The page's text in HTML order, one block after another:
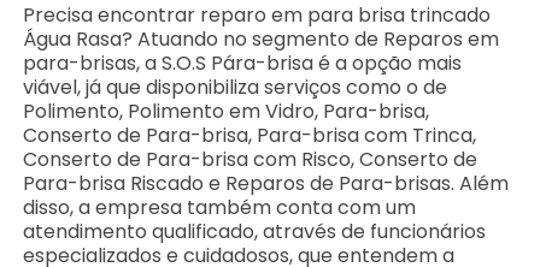
Precisa encontrar reparo em para brisa trincado
Água Rasa? Atuando no segmento de Reparos em
para-brisas, a S.O.S Pára-brisa é a opção mais
viável, já que disponibiliza serviços como o de
Polimento, Polimento em Vidro, Para-brisa,
Conserto de Para-brisa, Para-brisa com Trinca,
Conserto de Para-brisa com Risco, Conserto de
Para-brisa Riscado e Reparos de Para-brisas. Além
disso, a empresa também conta com um
atendimento qualificado, através de funcionários
especializados e cuidadosos, que entendem a